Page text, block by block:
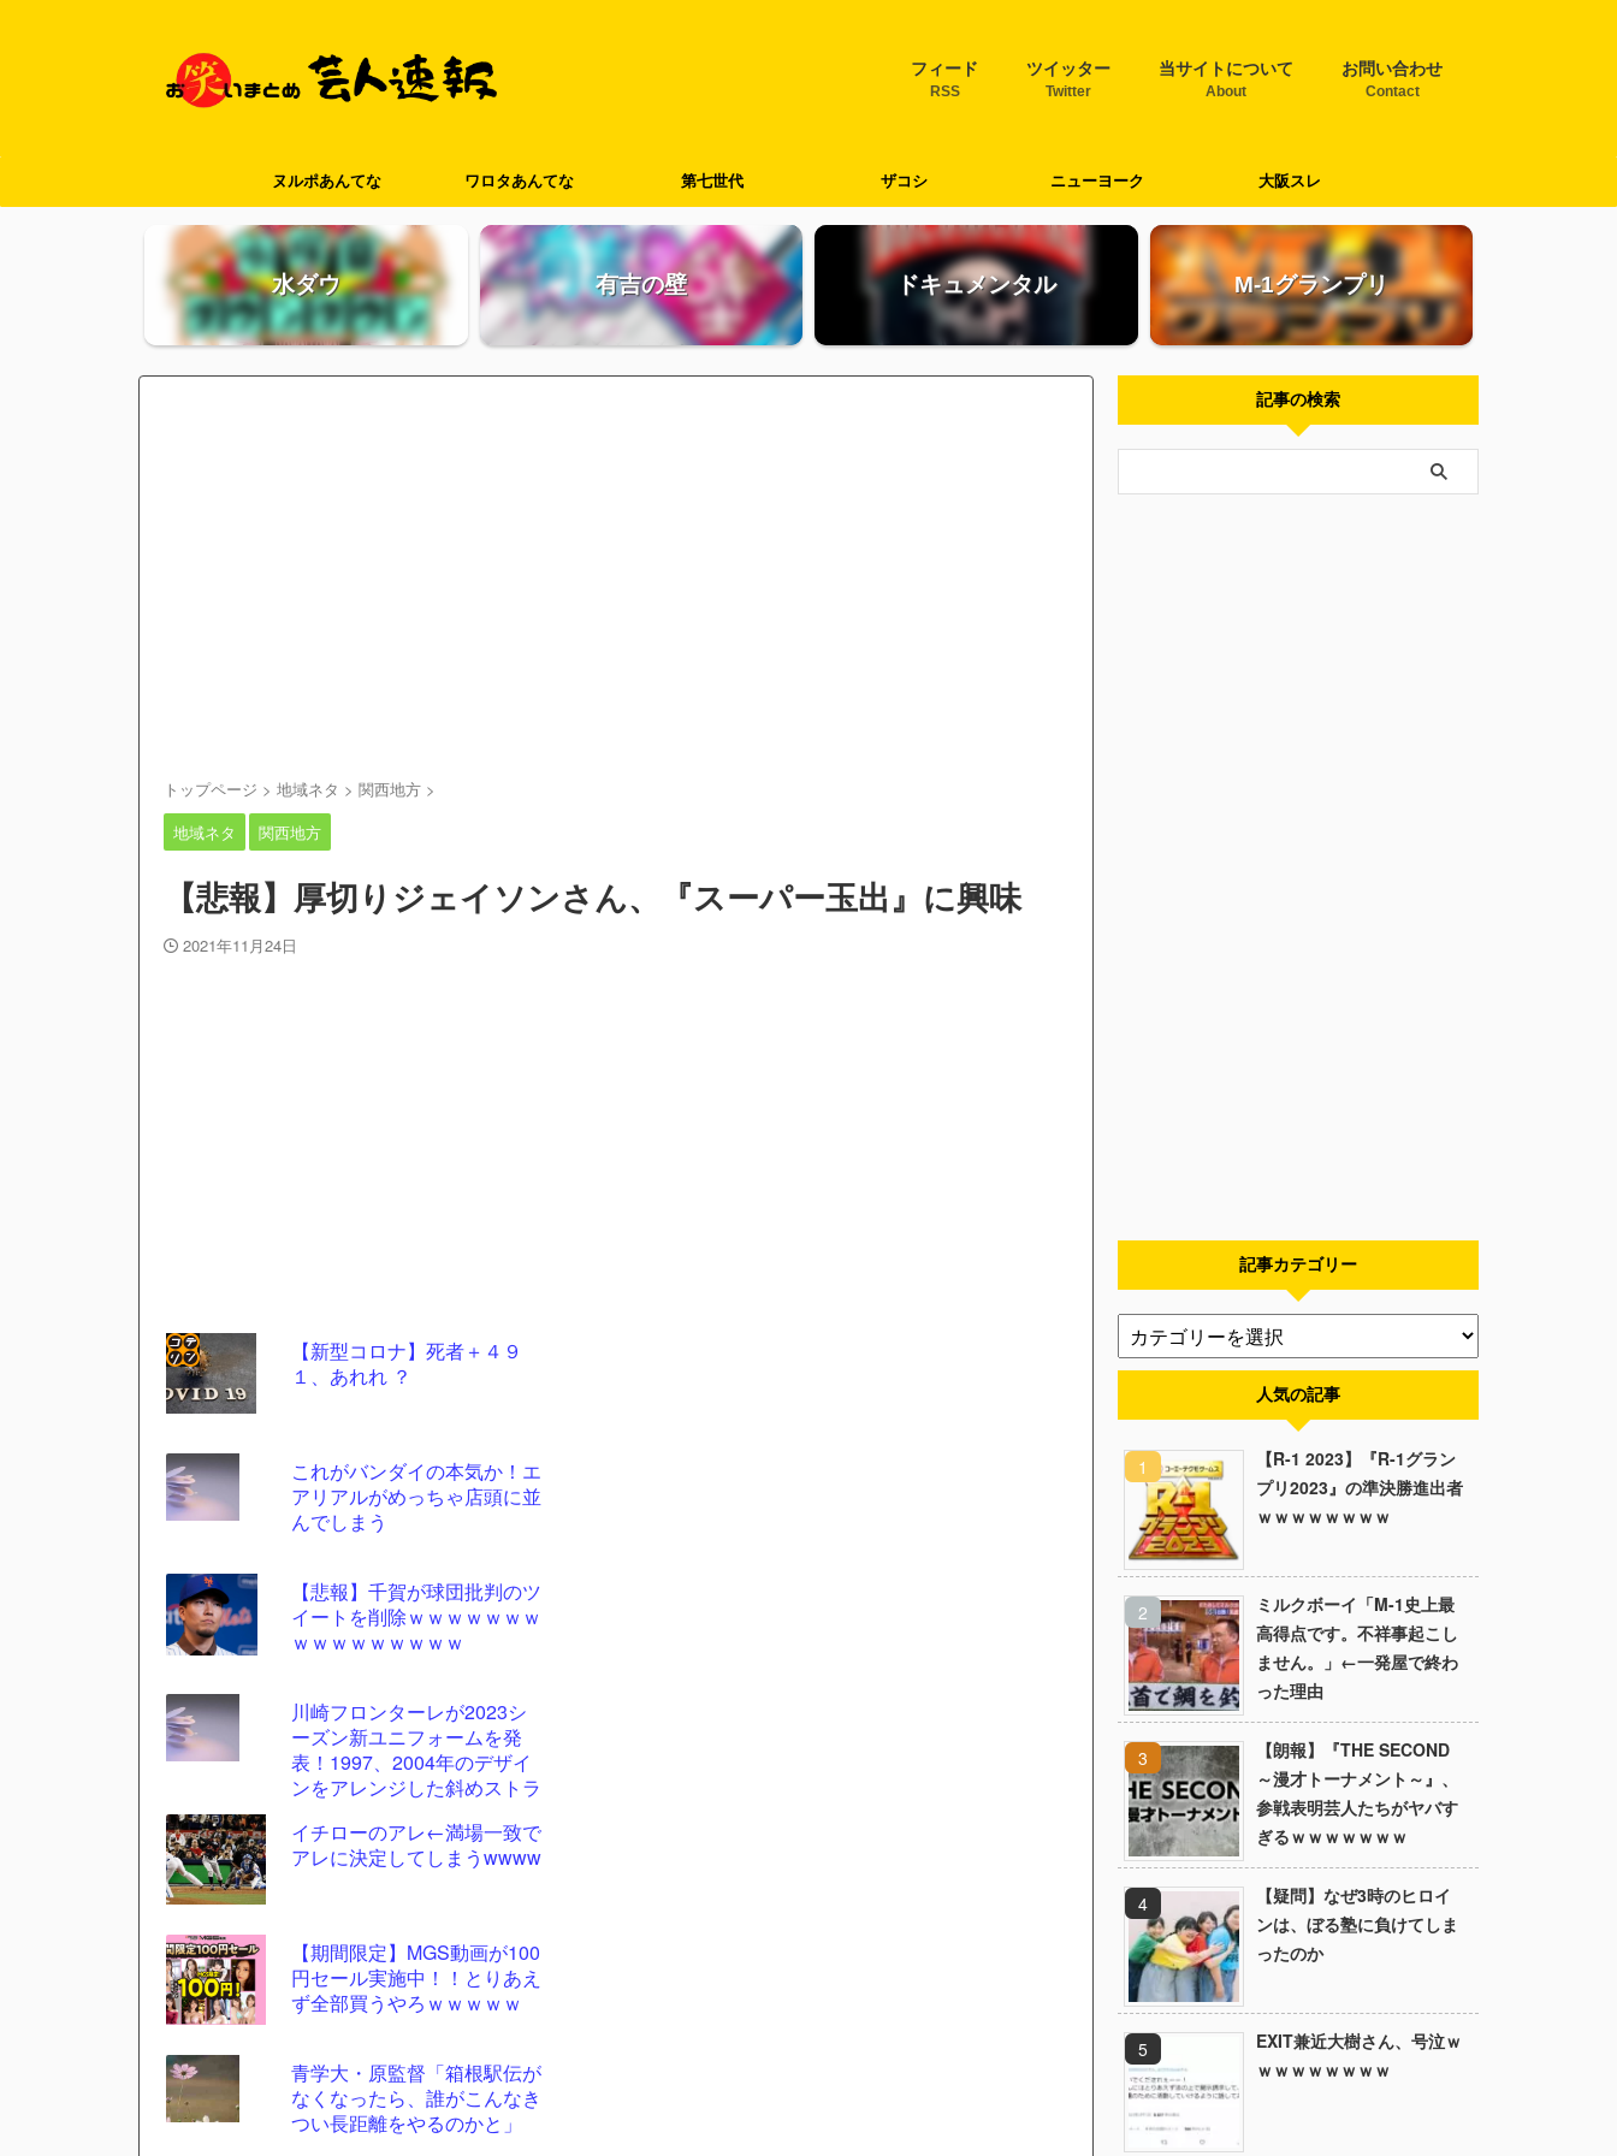
フィード
RSS
ツイッター
Twitter
当サイトについて
About
お問い合わせ
Contact
ヌルポあんてな ワロタあんてな 第七世代 ザコシ ニューヨーク 大阪スレ
水ダウ 有吉の壁 ドキュメンタル M-1グランプリ
トップページ > 地域ネタ > 関西地方 >
地域ネタ
関西地方
【悲報】厚切りジェイソンさん、『スーパー玉出』に興味
2021年11月24日
【新型コロナ】死者＋４９
１、あれれ ？
これがバンダイの本気か！エ
アリアルがめっちゃ店頭に並
んでしまう
【悲報】千賀が球団批判のツ
イートを削除ｗｗｗｗｗｗｗ
ｗｗｗｗｗｗｗｗｗ
川崎フロンターレが2023シ
ーズン新ユニフォームを発
表！1997、2004年のデザイ
ンをアレンジした斜めストラ
イチローのアレ←満場一致で
アレに決定してしまうwwww
【期間限定】MGS動画が100
円セール実施中！！とりあえ
ず全部買うやろｗｗｗｗｗ
青学大・原監督「箱根駅伝が
なくなったら、誰がこんなき
つい長距離をやるのかと」
コテ
リン
- 固
定リ
ンク
更新
ツー
ル
記事の検索
記事カテゴリー
人気の記事
【R-1 2023】『R-1グラン
プリ2023』の準決勝進出者
ｗｗｗｗｗｗｗｗ
ミルクボーイ「M-1史上最
高得点です。不祥事起こし
ません。」←一発屋で終わ
った理由
【朗報】『THE SECOND
～漫才トーナメント～』、
参戦表明芸人たちがヤバす
ぎるｗｗｗｗｗｗｗ
【疑問】なぜ3時のヒロイ
ンは、ぼる塾に負けてしま
ったのか
EXIT兼近大樹さん、号泣ｗ
ｗｗｗｗｗｗｗｗ